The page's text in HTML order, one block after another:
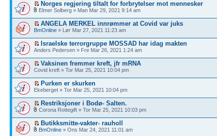
Norges regjering tiltalt for forbrytelser mot mennesker
Elmer Solberg » Man Mar 29, 2021 9:14 am
ANGELA MERKEL innrømmer at Covid var juks
BmOnline » Lør Mar 27, 2021 11:23 am
Israelske terrorgruppe MOSSAD har idag makten
Anders Pedersen » Fre Mar 26, 2021 1:24 am
Vaksinen fremmer kreft, jfr mRNA
Covid kreft » Tor Mar 25, 2021 10:04 pm
Purken er skurken
Ekeberget » Tor Mar 25, 2021 10:04 pm
Restriksjoner i Bodø- Salten.
Corona Rottegift » Tor Mar 25, 2021 10:03 pm
Butikksmitte-vakter- rauholl
BmOnline » Ons Mar 24, 2021 11:01 am